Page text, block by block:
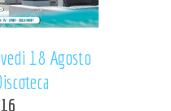
18 Agosto